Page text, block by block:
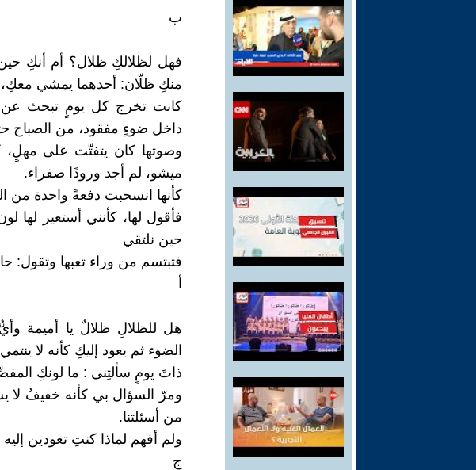
ب
فهل لظلالكِ ظلال؟ أم أنكِ
منكِ ظلّان: أحدهما يمشي معكِ،
كانت تخرج كل يومٍ تبحث عن
داخل ضوءٍ مفقود، من الصباح
وصوتها كان يتفتّت على مهلٍ،
ميشو، لم أجد ورودًا صفراء.
كأنها انسحبت دفعةً واحدة من
فأقول لها، كأنني أستعير لها
حين نلتقي
فتبتسم من وراء تعبها وتقول:
هل للظلالِ ظلالٌ يا أميمة
الضوء ثم يعود إليكِ كأنه لا ينتمي
ذاتَ يومٍ سألتِني : ما لونكِ
ومرّ السؤال بي كأنه خفيفٌ لا
من أسئلتنا.
ولم أفهم لماذا كنتِ تعودين
ج